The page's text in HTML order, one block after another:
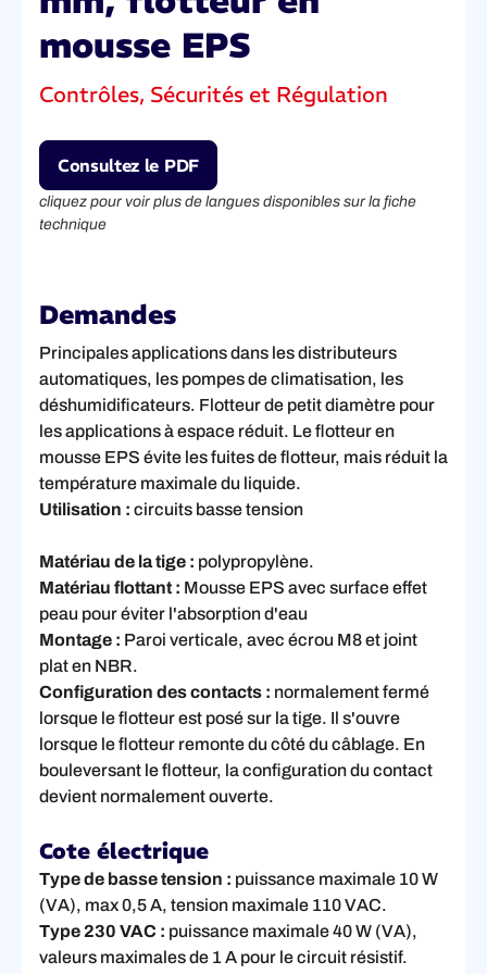
mousse EPS
Contrôles, Sécurités et Régulation
Consultez le PDF
cliquez pour voir plus de langues disponibles sur la fiche
technique
Demandes
Principales applications dans les distributeurs
automatiques, les pompes de climatisation, les
déshumidificateurs. Flotteur de petit diamètre pour
les applications à espace réduit. Le flotteur en
mousse EPS évite les fuites de flotteur, mais réduit la
température maximale du liquide.
Utilisation : circuits basse tension
Matériau de la tige : polypropylène.
Matériau flottant : Mousse EPS avec surface effet
peau pour éviter l'absorption d'eau
Montage : Paroi verticale, avec écrou M8 et joint
plat en NBR.
Configuration des contacts : normalement fermé
lorsque le flotteur est posé sur la tige. Il s'ouvre
lorsque le flotteur remonte du côté du câblage. En
bouleversant le flotteur, la configuration du contact
devient normalement ouverte.
Cote électrique
Type de basse tension : puissance maximale 10 W
(VA), max 0,5 A, tension maximale 110 VAC.
Type 230 VAC : puissance maximale 40 W (VA),
valeurs maximales de 1 A pour le circuit résistif.